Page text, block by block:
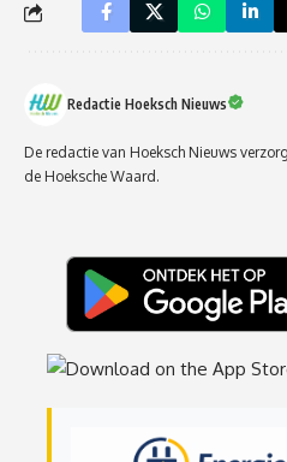
Redactie Hoeksch Nieuws
De redactie van Hoeksch Nieuws
de Hoeksche Waard.